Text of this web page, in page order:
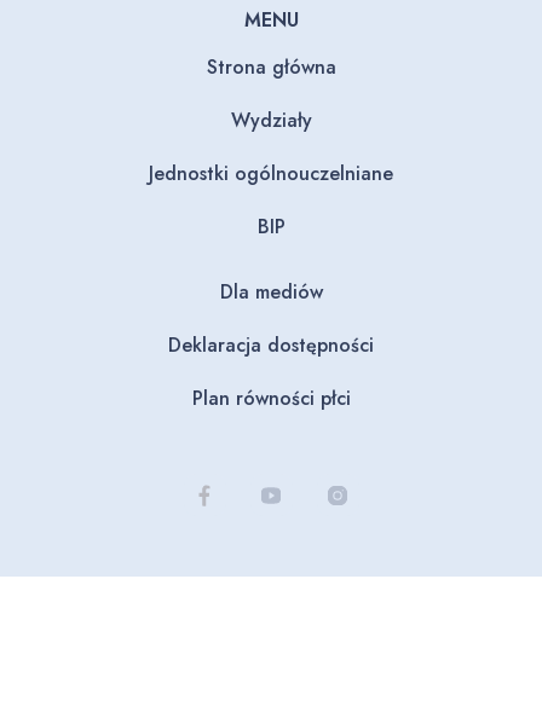
MENU
Strona główna
Wydziały
Jednostki ogólnouczelniane
BIP
Dla mediów
Deklaracja dostępności
Plan równości płci